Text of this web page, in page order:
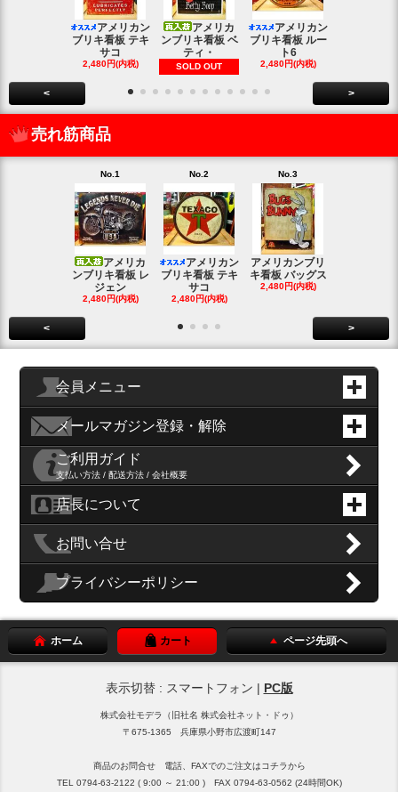
アメリカン
ブリキ看板 テキ
サコ
2,480円(内税)
アメリカ
ンブリキ看板 ベ
ティ・
SOLD OUT
アメリカン
ブリキ看板 ルー
ト6
2,480円(内税)
< >
売れ筋商品
No.1
アメリカ
ンブリキ看板 レ
ジェン
2,480円(内税)
No.2
アメリカン
ブリキ看板 テキ
サコ
2,480円(内税)
No.3
アメリカンブリ
キ看板 バッグス
2,480円(内税)
< >
会員メニュー
メールマガジン登録・解除
ご利用ガイド
支払い方法 / 配送方法 / 会社概要
店長について
お問い合せ
プライバシーポリシー
ホーム カート ページ先頭へ
表示切替 : スマートフォン | PC版
株式会社モデラ（旧社名 株式会社ネット・ドゥ）
〒675-1365 兵庫県小野市広渡町147
商品のお問合せ 電話、FAXでのご注文はコチラから
TEL 0794-63-2122 ( 9:00 ～ 21:00 ) FAX 0794-63-0562 (24時間OK)